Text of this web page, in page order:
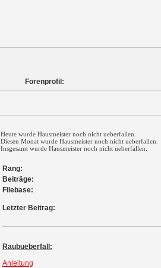
Forenprofil:
Heute wurde Hausmeister noch nicht ueberfallen.
Diesen Monat wurde Hausmeister noch nicht ueberfallen.
Insgesamt wurde Hausmeister noch nicht ueberfallen.
Rang:
Beiträge:
Filebase:
Letzter Beitrag:
Raubueberfall:
Anleitung